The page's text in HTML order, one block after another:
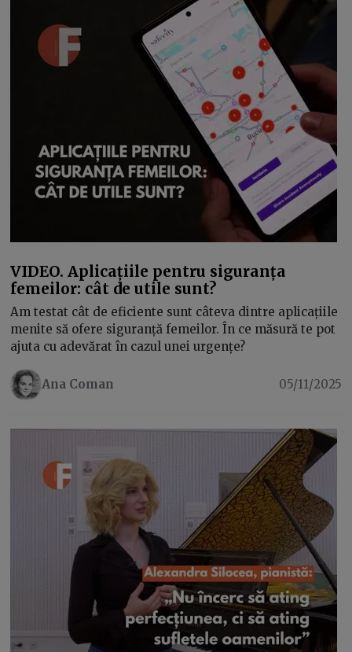
VIDEO. Aplicațiile pentru siguranța
femeilor: cât de utile sunt?
Am testat cât de eficiente sunt câteva dintre aplicațiile
menite să ofere siguranță femeilor. În ce măsură te pot
ajuta cu adevărat în cazul unei urgențe?
Ana Coman 05/11/2025